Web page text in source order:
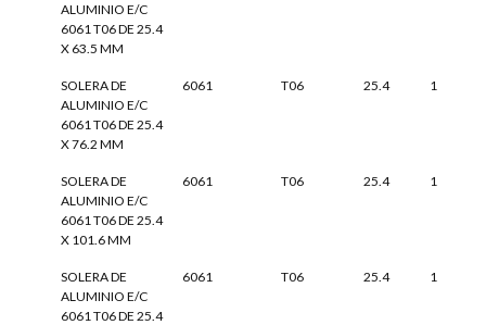
ALUMINIO E/C
6061 T06 DE 25.4
X 63.5 MM
SOLERA DE
ALUMINIO E/C
6061 T06 DE 25.4
X 76.2 MM
6061 T06 25.4 1
SOLERA DE
ALUMINIO E/C
6061 T06 DE 25.4
X 101.6 MM
6061 T06 25.4 1
SOLERA DE
ALUMINIO E/C
6061 T06 DE 25.4
6061 T06 25.4 1